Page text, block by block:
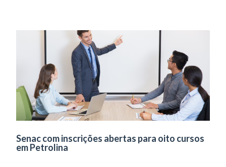
Senac com inscrições abertas para oito cursos
em Petrolina